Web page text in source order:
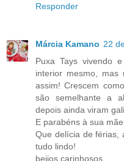
Responder
Márcia Kamano 22
Puxa Tays vivendo
interior mesmo, mas
assim! Crescem
são semelhante a
depois ainda viram
E parabéns à sua
Que delícia de férias,
tudo lindo!
beijos carinhosos